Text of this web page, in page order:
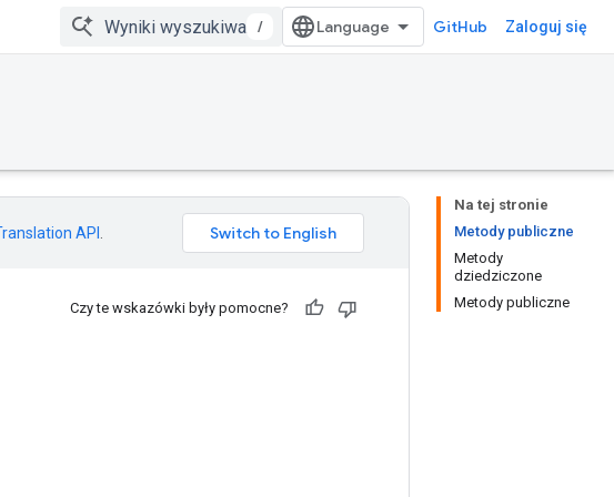
/ GitHub Zaloguj się
Na tej stronie
Metody publiczne
Metody
dziedziczone
Metody publiczne
API
Czy te wskazówki były pomocne?